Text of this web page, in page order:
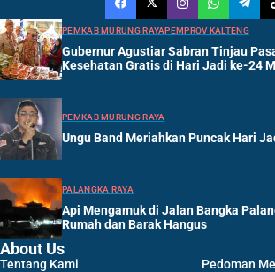
PEMKAB MURUNG RAYAPEMPROV KALTENG
Gubernur Agustiar Sabran Tinjau
Kesehatan Gratis di Hari Jadi ke-24
PEMKAB MURUNG RAYA
Ungu Band Meriahkan Puncak Hari
PALANGKA RAYA
Api Mengamuk di Jalan Bangka
Rumah dan Barak Hangus
About Us
Tentang Kami
Pedoman